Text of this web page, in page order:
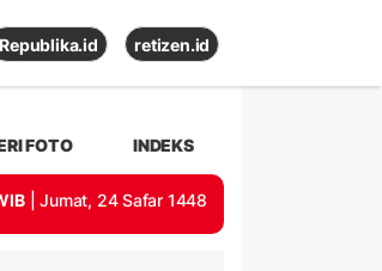
Republika.id retizen.id
FOTO INDEKS
| Jumat, 24 Safar 1448